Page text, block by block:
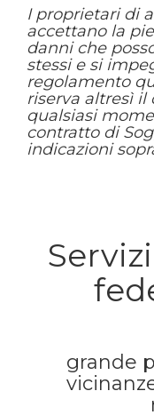
I proprietari di
accettano la
danni che
stessi e si
regolamento
riserva altresì
qualsiasi
contratto di
indicazioni
grande